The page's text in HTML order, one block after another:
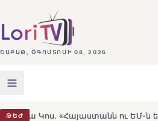
ՇԱԲԱԹ, ՕԳՈՍՏՈՍԻ 08, 2026
ԹԵԺ ու ԵՄ-ն երբեք այսքան